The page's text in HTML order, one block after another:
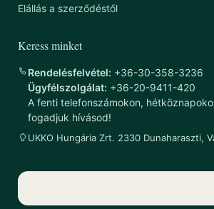
Elállás a szerződéstől
Keress minket
Rendelésfelvétel: +36-30-358-3236
Ügyfélszolgálat: +36-20-9411-420
A fenti telefonszámokon,
fogadjuk hívásod!
UKKO Hungária Zrt. 2330 Dunaharaszti,